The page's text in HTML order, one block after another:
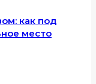
как под
место